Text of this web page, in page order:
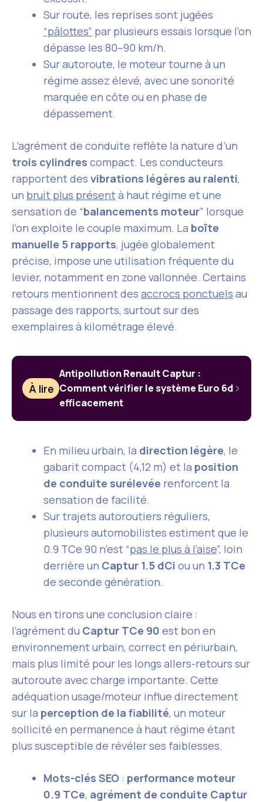
Sur route, les reprises sont jugées
“pâlottes” par plusieurs essais lorsque l’on
dépasse les 80–90 km/h.
Sur autoroute, le moteur tourne à un
régime assez élevé, avec une sonorité
marquée en côte ou en phase de
dépassement.
L’agrément de conduite reflète la nature d’un
trois cylindres compact. Les conducteurs
rapportent des vibrations légères au ralenti,
un bruit plus présentà haut régime et une
sensation de “balancements moteur” lorsque
l’on exploite le couple maximum. La boîte
manuelle 5 rapports, jugée globalement
précise, impose une utilisation fréquente du
levier, notamment en zone vallonnée. Certains
retours mentionnent des accrocs ponctuels au
passage des rapports, surtout sur des
exemplaires à kilométrage élevé.
À lire
Antipollution Renault Captur :
Comment vérifier le système Euro 6d
efficacement
En milieu urbain, la direction légère, le
gabarit compact (4,12 m) et la position
de conduite surélevée renforcent la
sensation de facilité.
Sur trajets autoroutiers réguliers,
plusieurs automobilistes estiment que le
0.9 TCe 90 n’est “pas le plus à l’aise”, loin
derrière un Captur 1.5 dCi ou un 1.3 TCe
de seconde génération.
Nous en tirons une conclusion claire :
l’agrément du Captur TCe 90 est bon en
environnement urbain, correct en périurbain,
mais plus limité pour les longs allers-retours sur
autoroute avec charge importante. Cette
adéquation usage/moteur influe directement
sur la perception de la fiabilité, un moteur
sollicité en permanence à haut régime étant
plus susceptible de révéler ses faiblesses.
Mots-clés SEO : performance moteur
0.9 TCe, agrément de conduite Captur